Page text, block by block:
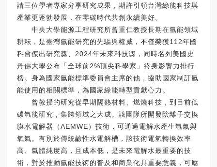
請三位學者專家分享研究成果，期許引領台灣綠能科技與
產業更蓬勃發展，在零碳時代共創永續美好。
中央大學能源工程研究所曾重仁教授長期在氫能領域
耕耘，是臺灣氫能研究的先驅與權威，不僅榮獲112年國
科會傑出研究獎、2024年未來科技獎，同時名列美國史
丹佛大學公布「全球前2%頂尖科學家」終身影響力排行
榜。身為國家氫能標準委員會主席的他，協助國家制訂氫
能使用的相關標準，為國家綠能轉型貢獻心力。
曾教授的研究從早期隔熱材料、燃燒科技，到目前低
碳氫能研究，集跨領域之大成。該團隊所開發陰離子交換
膜水電解器（AEMWE）技術，可通過電解水產生氫氣與
氧氣。有別於傳統鹼性水電解槽，該技術電氫轉換效率
高、氣體純度高，且成本低，是未來電解水最重要的技
術，對於推動氫能技術的普及和商業化具重要意義，可應